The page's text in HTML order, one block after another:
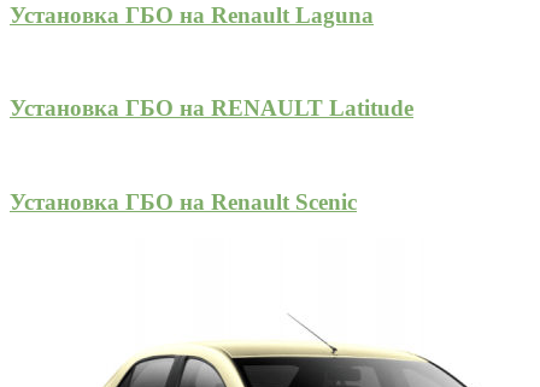
Установка ГБО на Renault Laguna
Установка ГБО на RENAULT Latitude
Установка ГБО на Renault Scenic